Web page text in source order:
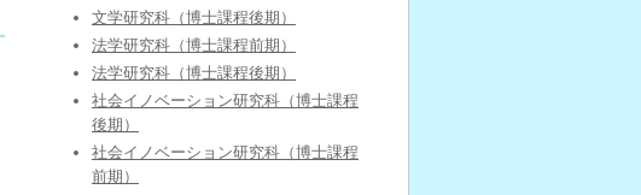
文学研究科（博士課程後期）
法学研究科（博士課程前期）
法学研究科（博士課程後期）
社会イノベーション研究科（博士課程
後期）
社会イノベーション研究科（博士課程
前期）